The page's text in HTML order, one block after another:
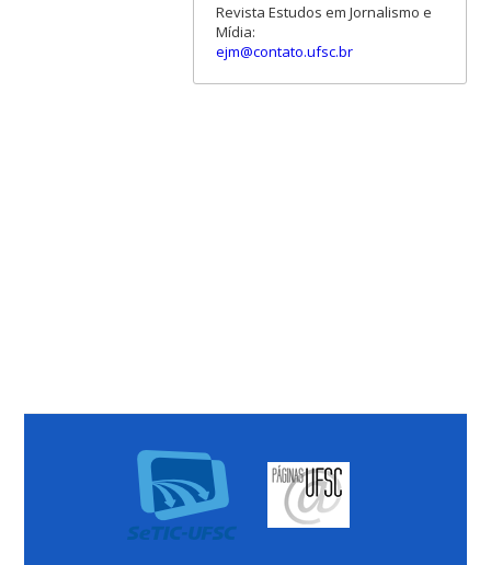
Revista Estudos em Jornalismo e
Mídia:
ejm@contato.ufsc.br